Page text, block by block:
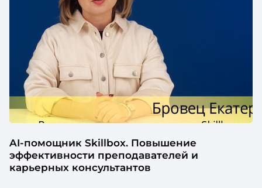
AI-помощник Skillbox. Повышение
эффективности преподавателей и
карьерных консультантов